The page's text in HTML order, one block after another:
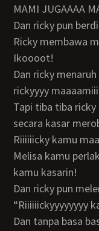
MAMI JUGAAAA
dan ricky pun
ricky membawa
ikoooot!
dan ricky menaruh melisa di tempat tidurku, aduuuuh
rickyyyy
tapi tiba tiba ricky berbalik dan menarikku dia pun
secara kasar
riiiiiicky kamu
Melisa kamu perlakukan lembut tapi mami malah
kamu kasarin!
dan ricky pun
“riiiiiickyyyyyyyy
dan tanpa basa basi kedua kaki ku di buka secara